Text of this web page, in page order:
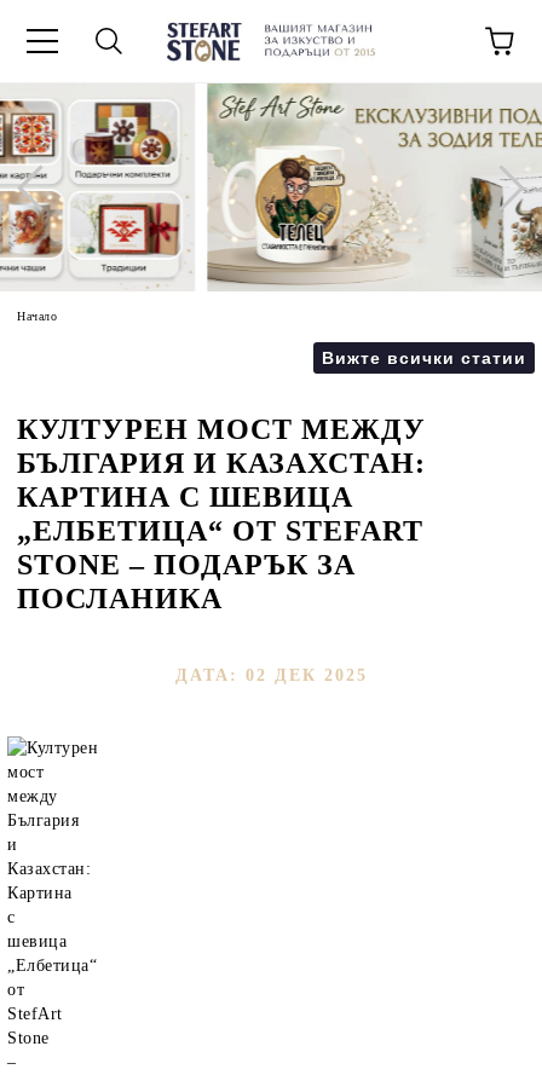
Начало
Вижте всички статии
КУЛТУРЕН МОСТ МЕЖДУ
БЪЛГАРИЯ И КАЗАХСТАН:
КАРТИНА С ШЕВИЦА
„ЕЛБЕТИЦА“ ОТ STEFART
STONE – ПОДАРЪК ЗА
ПОСЛАНИКА
ДАТА: 02 ДЕК 2025